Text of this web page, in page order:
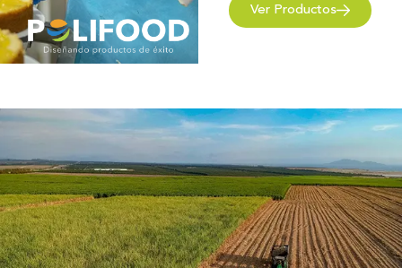
Ver Productos